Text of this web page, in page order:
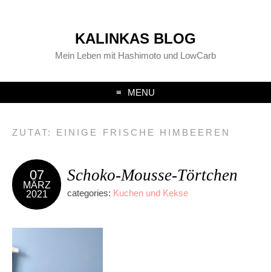
KALINKAS BLOG
Mein Leben mit Hashimoto und LowCarb
MENU
ZUTAT: EINIGE FRISCHE HIMBEEREN
07
MÄRZ
2021
Schoko-Mousse-Törtchen
categories: Kuchen und Kekse